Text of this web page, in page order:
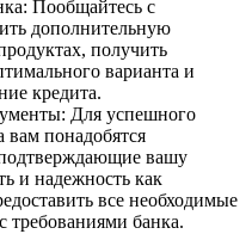
Пообщайтесь с
дополнительную
получить
варианта и
кредита.
Для успешного
вам понадобятся
вашу
и надежность как
все необходимые
требованиями банка.